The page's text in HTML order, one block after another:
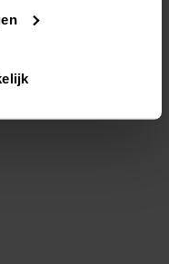
zelf instellen welke